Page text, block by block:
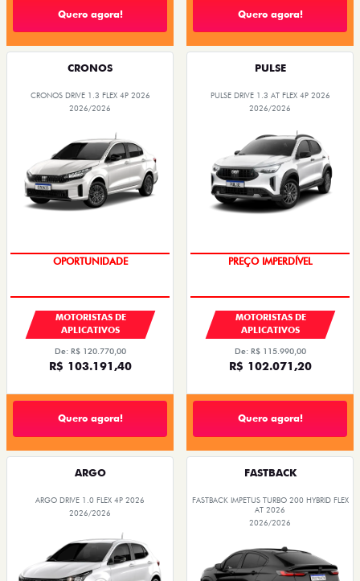
Quero agora! Quero agora!
CRONOS
CRONOS DRIVE 1.3 FLEX 4P 2026
2026/2026
OPORTUNIDADE
MOTORISTAS DE
APLICATIVOS
De: R$ 120.770,00
R$ 103.191,40
Quero agora!
PULSE
PULSE DRIVE 1.3 AT FLEX 4P 2026
2026/2026
PREÇO IMPERDÍVEL
MOTORISTAS DE
APLICATIVOS
De: R$ 115.990,00
R$ 102.071,20
Quero agora!
ARGO
ARGO DRIVE 1.0 FLEX 4P 2026
2026/2026
FASTBACK
FASTBACK IMPETUS TURBO 200 HYBRID FLEX
AT 2026
2026/2026